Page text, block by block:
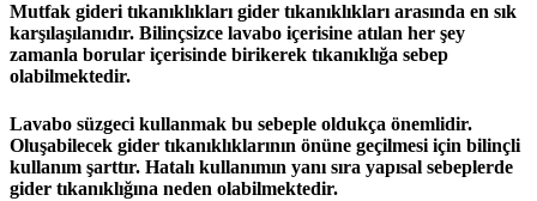
Mutfak gideri tıkanıklıkları gider tıkanıklıkları arasında en sık
karşılaşılanıdır. Bilinçsizce lavabo içerisine atılan her şey
zamanla borular içerisinde birikerek tıkanıklığa sebep
olabilmektedir.
Lavabo süzgeci kullanmak bu sebeple oldukça önemlidir.
Oluşabilecek gider tıkanıklıklarının önüne geçilmesi için bilinçli
kullanım şarttır. Hatalı kullanımın yanı sıra yapısal sebeplerde
gider tıkanıklığına neden olabilmektedir.